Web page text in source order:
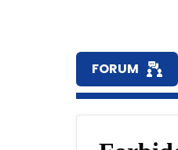
FORUM